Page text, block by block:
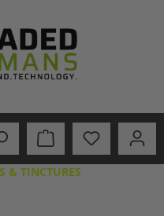
& TINCTURES